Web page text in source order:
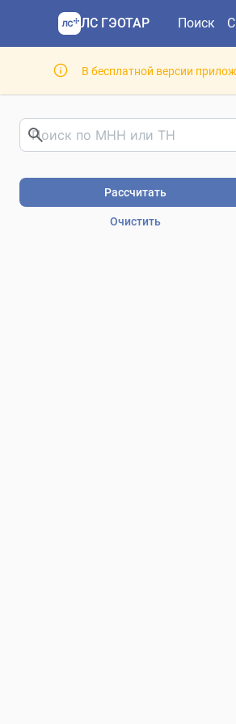
ЛС ГЭОТАР Поиск
В бесплатной версии
Рассчитать
Очистить
Риски